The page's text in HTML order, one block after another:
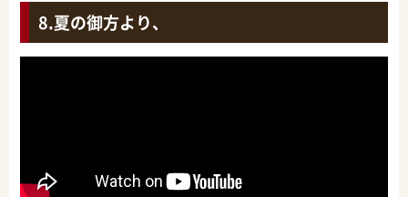
夏の御方より、